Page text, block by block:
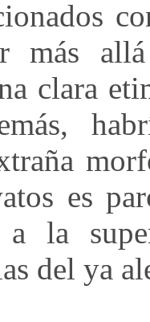
más allá
clara
es
a la
del ya